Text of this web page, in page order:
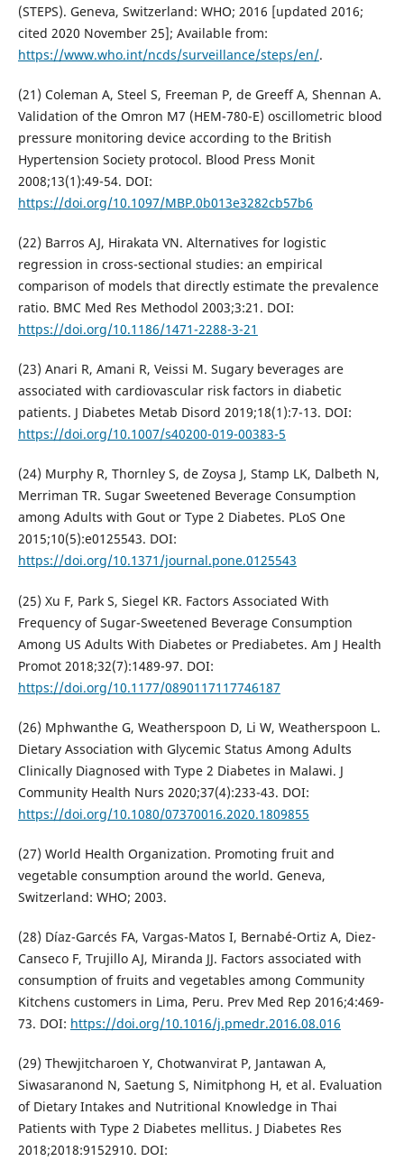
(STEPS). Geneva, Switzerland: WHO; 2016 [updated 2016;
cited 2020 November 25]; Available from:
https://www.who.int/ncds/surveillance/steps/en/.
(21) Coleman A, Steel S, Freeman P, de Greeff A, Shennan A.
Validation of the Omron M7 (HEM-780-E) oscillometric blood
pressure monitoring device according to the British
Hypertension Society protocol. Blood Press Monit
2008;13(1):49-54. DOI:
https://doi.org/10.1097/MBP.0b013e3282cb57b6
(22) Barros AJ, Hirakata VN. Alternatives for logistic
regression in cross-sectional studies: an empirical
comparison of models that directly estimate the prevalence
ratio. BMC Med Res Methodol 2003;3:21. DOI:
https://doi.org/10.1186/1471-2288-3-21
(23) Anari R, Amani R, Veissi M. Sugary beverages are
associated with cardiovascular risk factors in diabetic
patients. J Diabetes Metab Disord 2019;18(1):7-13. DOI:
https://doi.org/10.1007/s40200-019-00383-5
(24) Murphy R, Thornley S, de Zoysa J, Stamp LK, Dalbeth N,
Merriman TR. Sugar Sweetened Beverage Consumption
among Adults with Gout or Type 2 Diabetes. PLoS One
2015;10(5):e0125543. DOI:
https://doi.org/10.1371/journal.pone.0125543
(25) Xu F, Park S, Siegel KR. Factors Associated With
Frequency of Sugar-Sweetened Beverage Consumption
Among US Adults With Diabetes or Prediabetes. Am J Health
Promot 2018;32(7):1489-97. DOI:
https://doi.org/10.1177/0890117117746187
(26) Mphwanthe G, Weatherspoon D, Li W, Weatherspoon L.
Dietary Association with Glycemic Status Among Adults
Clinically Diagnosed with Type 2 Diabetes in Malawi. J
Community Health Nurs 2020;37(4):233-43. DOI:
https://doi.org/10.1080/07370016.2020.1809855
(27) World Health Organization. Promoting fruit and
vegetable consumption around the world. Geneva,
Switzerland: WHO; 2003.
(28) Díaz-Garcés FA, Vargas-Matos I, Bernabé-Ortiz A, Diez-
Canseco F, Trujillo AJ, Miranda JJ. Factors associated with
consumption of fruits and vegetables among Community
Kitchens customers in Lima, Peru. Prev Med Rep 2016;4:469-
73. DOI: https://doi.org/10.1016/j.pmedr.2016.08.016
(29) Thewjitcharoen Y, Chotwanvirat P, Jantawan A,
Siwasaranond N, Saetung S, Nimitphong H, et al. Evaluation
of Dietary Intakes and Nutritional Knowledge in Thai
Patients with Type 2 Diabetes mellitus. J Diabetes Res
2018;2018:9152910. DOI: